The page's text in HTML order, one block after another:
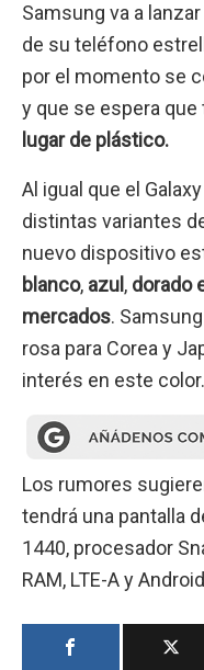
Samsung va a
de su teléfono
por el momento se
y que se espera que
lugar de plástico.
Al igual que el
distintas variantes
nuevo dispositivo
blanco, azul , dorado
mercados.
rosa para Corea y
interés en este color.
Los rumores
tendrá una pantalla
1440, procesador
RAM, LTE-A y